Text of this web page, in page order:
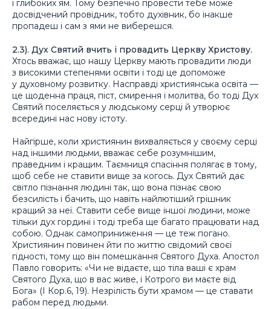
і глибоких ям. Тому безпечно провести тебе може
досвідчений провідник, тобто духівник, бо інакше
пропадеш і сам з ями не виберешся.
2.3). Дух Святий вчить і провадить Церкву Христову.
Хтось вважає, що нашу Церкву мають провадити люди
з високими степенями освіти і тоді це допоможе
у духовному розвитку. Насправді християнська освіта —
це щоденна праця, піст, смирення і молитва, бо тоді Дух
Святий поселяється у людському серці й утворює
всередині нас нову істоту.
Найгірше, коли християнин вихваляється у своєму серці
над іншими людьми, вважає себе розумнішим,
праведним і кращим. Таємниця спасіння полягає в тому,
щоб себе не ставити вище за когось. Дух Святий дає
світло пізнання людині так, що вона пізнає свою
безсилість і бачить, що навіть найлютіший грішник
кращий за неї. Ставити себе вище іншої людини, може
тільки дух гордині і тоді треба ще багато працювати над
собою. Однак самоприниження — це теж погано.
Християнин повинен йти по життю свідомий своєї
гідності, тому що він помешкання Святого Духа. Апостол
Павло говорить: «Чи не відаєте, що тіла ваші є храм
Святого Духа, що в вас живе, і Котрого ви маєте від
Бога» (І Кор.6, 19). Незрілість бути храмом — це ставати
рабом перед людьми.